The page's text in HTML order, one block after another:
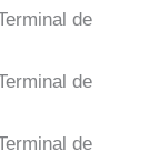
de
de
de